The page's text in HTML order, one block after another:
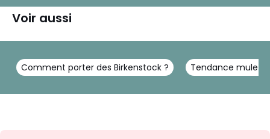
Voir aussi
Comment porter des Birkenstock ? Tendance mule